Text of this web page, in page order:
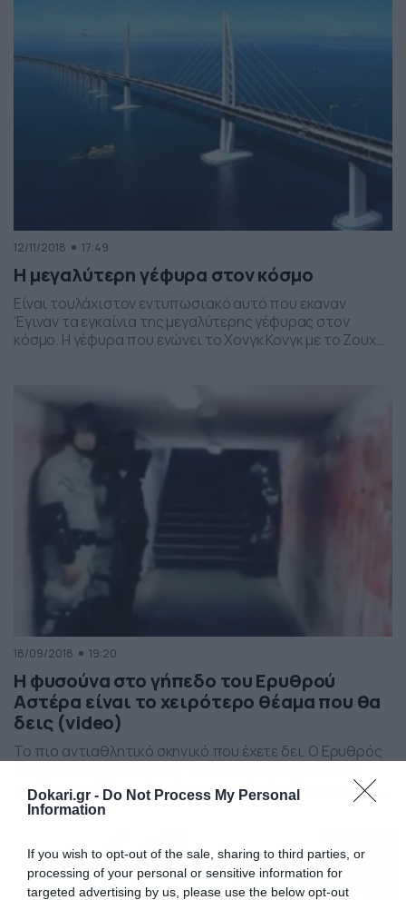
Dokari.gr - Do Not Process My Personal
Information
If you wish to opt-out of the sale, sharing to third parties, or
processing of your personal or sensitive information for
targeted advertising by us, please use the below opt-out
12/11/2018 17:49
Η μεγαλύτερη γέφυρα στον κόσμο
Είναι τουλάχιστον εντυπωσιακό αυτό που εκαναν
Έγιναν τα εγκαίνια της μεγαλύτερης γέφυρας στον
κόσμο. Η γέφυρα που ενώνει το Χονγκ Κονγκ με το Ζουχάι
18/09/2018 19:20
Η φυσούνα στο γήπεδο του Ερυθρού
Αστέρα είναι το χειρότερο θέαμα που θα
δεις (video)
Το πιο αντιαθλητικό σκηνικό που έχετε δει. Ο Ερυθρός
ομίλους του Champions League και για το 3ο γκρουπ θα
φιλοξενήσει την Τρίτη (18/9) τη Νάπολι. Θέμα έχει γίνει
δημοσιότητας, προκαλεί… τρόμο. […]